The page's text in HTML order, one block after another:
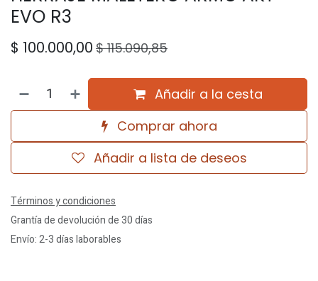
EVO R3
$ 100.000,00 $115.090,85
Añadir a la cesta
Comprar ahora
Añadir a lista de deseos
Términos y condiciones
Grantía de devolución de 30 días
Envío: 2-3 días laborables